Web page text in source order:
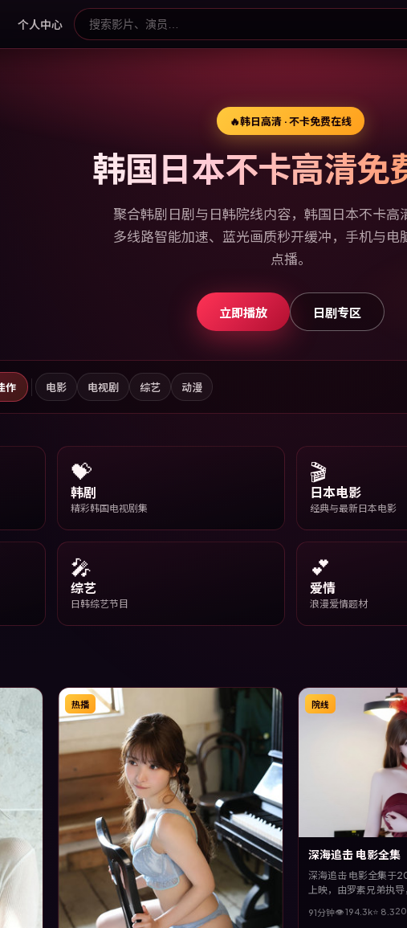
个人中心
🔥韩日高清 · 不卡免费在线
韩国日本不卡高清免
聚合韩剧日剧与日韩院线内容，韩国日本不卡高
多线路智能加速、蓝光画质秒开缓冲，手机与电
点播。
立即播放 日剧专区
作 电影 电视剧 综艺 动漫
💝
韩剧
精彩韩国电视剧集
🎬
日本电影
经典与最新日本电影
🎤
综艺
日韩综艺节目
💕
爱情
浪漫爱情题材
热播 院线
深海追击 电影全集
深海追击 电影全集于
上映，由罗素兄弟执导
社会议题，兼具娱乐性
91分钟👁194.3k⭐ 8.3